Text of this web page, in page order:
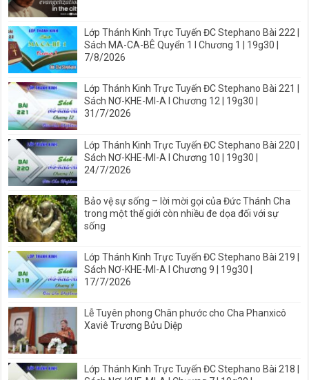
Lớp Thánh Kinh Trực Tuyến ĐC Stephano Bài 222 |
Sách MA-CA-BÊ Quyển 1 I Chương 1 | 19g30 |
7/8/2026
Lớp Thánh Kinh Trực Tuyến ĐC Stephano Bài 221 |
Sách NƠ-KHE-MI-A I Chương 12 | 19g30 |
31/7/2026
Lớp Thánh Kinh Trực Tuyến ĐC Stephano Bài 220 |
Sách NƠ-KHE-MI-A I Chương 10 | 19g30 |
24/7/2026
Bảo vệ sự sống – lời mời gọi của Đức Thánh Cha
trong một thế giới còn nhiều đe dọa đối với sự
sống
Lớp Thánh Kinh Trực Tuyến ĐC Stephano Bài 219 |
Sách NƠ-KHE-MI-A I Chương 9 | 19g30 |
17/7/2026
Lễ Tuyên phong Chân phước cho Cha Phanxicô
Xaviê Trương Bửu Diệp
Lớp Thánh Kinh Trực Tuyến ĐC Stephano Bài 218 |